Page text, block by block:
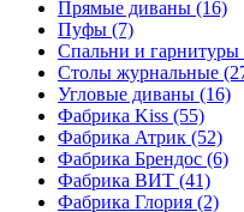
Прямые диваны (16)
Пуфы (7)
Спальни и гарнитуры
Столы журнальные
Угловые диваны (16)
Фабрика Kiss (55)
Фабрика Атрик (52)
Фабрика Брендос (6)
Фабрика ВИТ (41)
Фабрика Глория (2)